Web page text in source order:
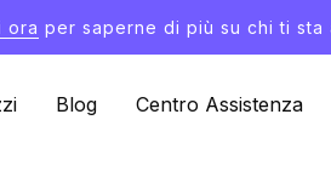
ora per saperne di più su chi ti sta
Blog Centro Assistenza